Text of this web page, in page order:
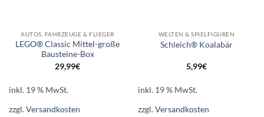
AUTOS, FAHRZEUGE & FLIEGER
LEGO® Classic Mittel-große
Bausteine-Box
29,99€
inkl. 19 % MwSt.
zzgl.Versandkosten
WELTEN & SPIELFIGUREN
Schleich® Koalabär
5,99€
inkl. 19 % MwSt.
zzgl.Versandkosten